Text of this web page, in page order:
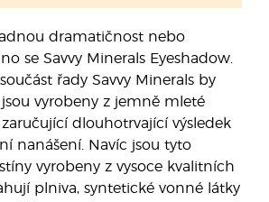
dramatičnost nebo
se Savvy Minerals Eyeshadow.
řady Savvy Minerals by
vyrobeny z jemně mleté
dlouhotrvající výsledek
nanášení. Navíc jsou tyto
vyrobeny z vysoce kvalitních
plniva, syntetické vonné látky